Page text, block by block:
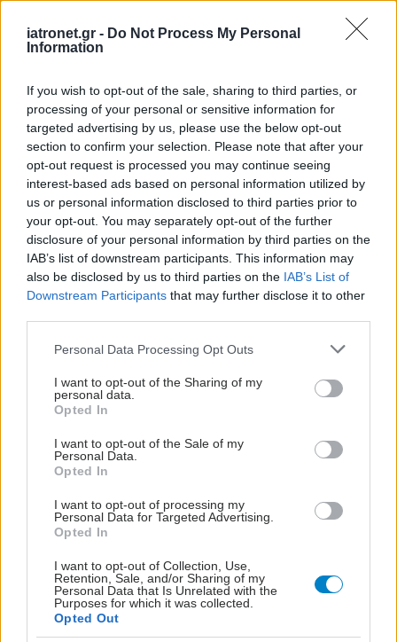
iatronet.gr - Do Not Process My Personal
Information
If you wish to opt-out of the sale, sharing to third parties, or
processing of your personal or sensitive information for
targeted advertising by us, please use the below opt-out
section to confirm your selection. Please note that after your
opt-out request is processed you may continue seeing
interest-based ads based on personal information utilized by
us or personal information disclosed to third parties prior to
your opt-out. You may separately opt-out of the further
disclosure of your personal information by third parties on the
IAB’s list of downstream participants. This information may
also be disclosed by us to third parties on the IAB’s List of
Downstream Participants that may further disclose it to other
Please note that this website/app uses one or more Google
not limited to your visit or usage behaviour. You may click to
grant or deny consent to Google and its third-party tags to
use your data for below specified purposes in below Google
consent section.
Personal Data Processing Opt Outs
I want to opt-out of the Sharing of my
personal data.
Opted In
I want to opt-out of the Sale of my
Personal Data.
Opted In
I want to opt-out of processing my
Personal Data for Targeted Advertising.
Opted In
I want to opt-out of Collection, Use,
Retention, Sale, and/or Sharing of my
Personal Data that Is Unrelated with the
Purposes for which it was collected.
Opted Out